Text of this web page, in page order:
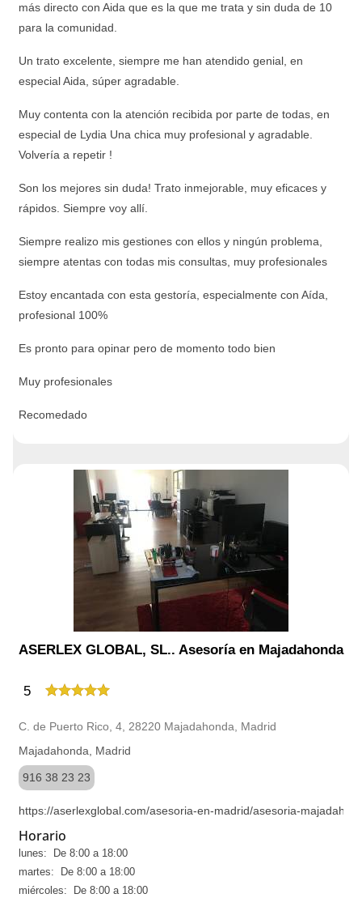
más directo con Aida que es la que me trata y sin duda de 10
para la comunidad.
Un trato excelente, siempre me han atendido genial, en
especial Aida, súper agradable.
Muy contenta con la atención recibida por parte de todas, en
especial de Lydia Una chica muy profesional y agradable.
Volvería a repetir !
Son los mejores sin duda! Trato inmejorable, muy eficaces y
rápidos. Siempre voy allí.
Siempre realizo mis gestiones con ellos y ningún problema,
siempre atentas con todas mis consultas, muy profesionales
Estoy encantada con esta gestoría, especialmente con Aída,
profesional 100%
Es pronto para opinar pero de momento todo bien
Muy profesionales
Recomedado
ASERLEX GLOBAL, SL.. Asesoría en Majadahonda
5
C. de Puerto Rico, 4, 28220 Majadahonda, Madrid
Majadahonda, Madrid
916 38 23 23
https://aserlexglobal.com/asesoria-en-madrid/asesoria-
Horario
lunes: De 8:00 a 18:00
martes: De 8:00 a 18:00
miércoles: De 8:00 a 18:00